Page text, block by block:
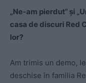
„Ne-am pierdut“ şi
casa de discuri Red
lor?
Am trimis un demo,
deschise în familia